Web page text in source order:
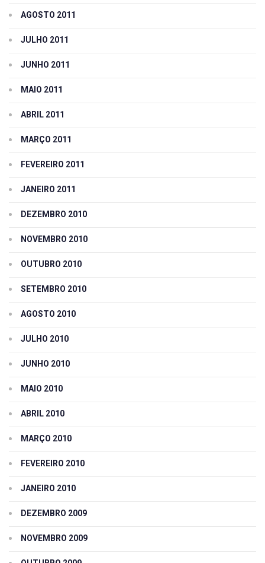
AGOSTO 2011
JULHO 2011
JUNHO 2011
MAIO 2011
ABRIL 2011
MARÇO 2011
FEVEREIRO 2011
JANEIRO 2011
DEZEMBRO 2010
NOVEMBRO 2010
OUTUBRO 2010
SETEMBRO 2010
AGOSTO 2010
JULHO 2010
JUNHO 2010
MAIO 2010
ABRIL 2010
MARÇO 2010
FEVEREIRO 2010
JANEIRO 2010
DEZEMBRO 2009
NOVEMBRO 2009